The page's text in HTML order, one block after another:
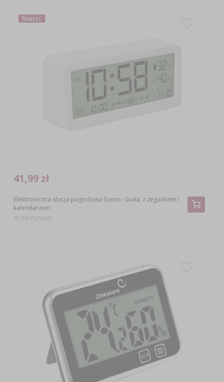
Nowość
Elektroniczna stacja pogodowa Soens - biała, z zegarkiem i
kalendarzem
41,99 zł
41,99 PLN/szt.